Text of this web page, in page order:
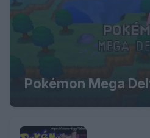
Pokémon Mega